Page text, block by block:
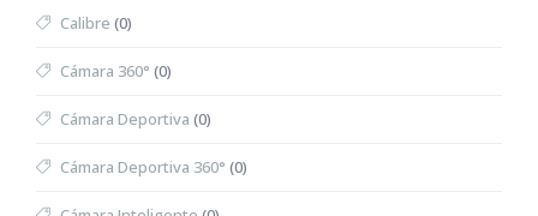
Calibre (0)
Cámara 360° (0)
Cámara Deportiva (0)
Cámara Deportiva 360° (0)